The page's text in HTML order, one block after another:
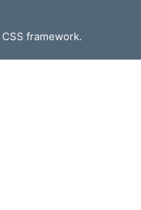
CSS framework.